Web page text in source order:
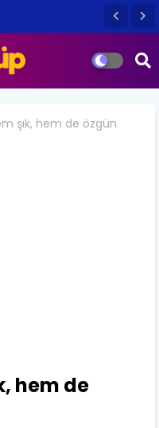
şık, hem de özgün
hem de